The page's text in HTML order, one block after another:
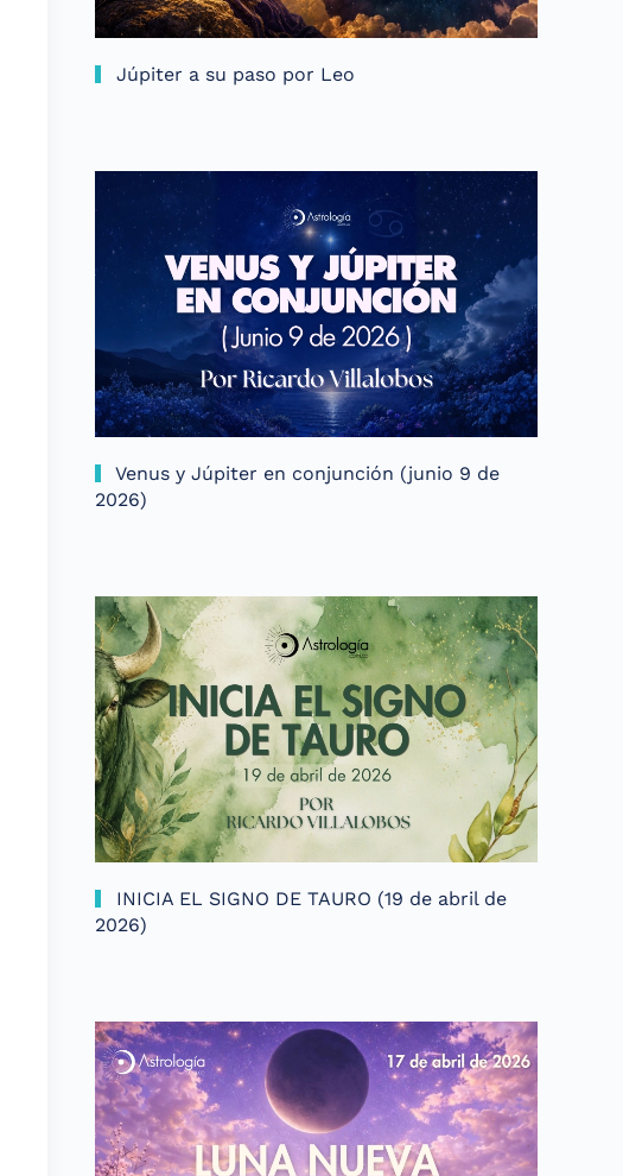
Júpiter a su paso por Leo
Venus y Júpiter en conjunción (junio 9 de
2026)
INICIA EL SIGNO DE TAURO (19 de abril de
2026)